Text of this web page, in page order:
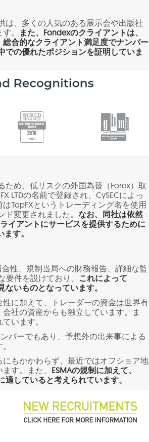
は、多くの人気のある展示会や出版社
。
また、Fondexのクライアントは、
合的なクライアント満足度でナンバー
での優れたポジションを証明していま
め、低リスクの外国為替（Forex）取
LTDの名前で登録され、CySECによっ
TopFXというトレーディング名を使用
変更されました。 なお、同社は依然
イアントにサービスを提供するために
す。
性、規制当局への財務報告、詳細な監
件を設けており、
これによって
いものとなっています。
に加えて、トレーダーの資金は世界有
社の資産からも独立しています。ま
います。
バーでもあり、予想外の出来事による
もかかわらず、最近ではオフショア地
す。また、 ESMAの規制に加えて、
していると考えられています。